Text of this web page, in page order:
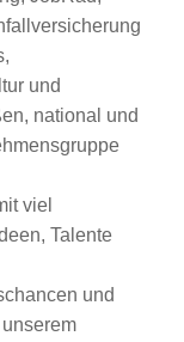
und
national und
viel
Talente
und